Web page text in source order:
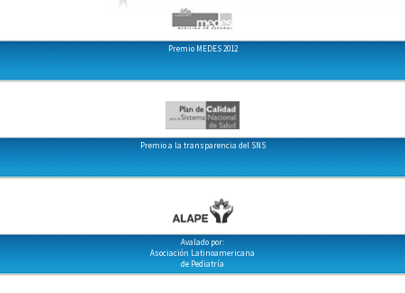
Premio MEDES 2012
Premio a la transparencia del SNS
Avalado por:
Asociación Latinoamericana
de Pediatría